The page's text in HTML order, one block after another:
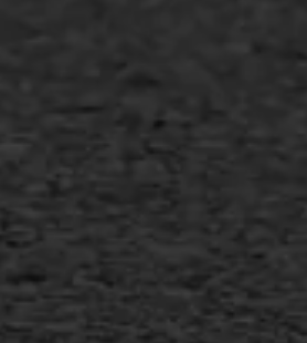
Gietasfalt reparatie
Scheurreparatie